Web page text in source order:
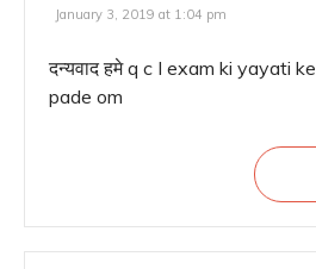
January 3, 2019 at 1:04 pm
दन्यवाद हमे q c I exam ki yayati
pade om